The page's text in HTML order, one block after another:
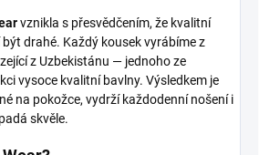
vznikla s přesvědčením, že kvalitní
drahé. Každý kousek vyrábíme z
z Uzbekistánu — jednoho ze
vysoce kvalitní bavlny. Výsledkem je
na pokožce, vydrží každodenní nošení i
skvěle.